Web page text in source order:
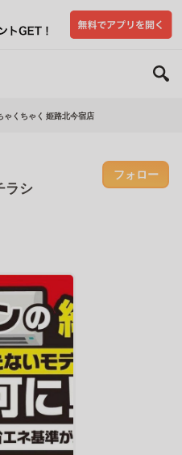
ゃくちゃく 姫路北今宿店
ラシ
フォロー